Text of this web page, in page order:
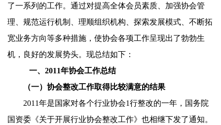
了一系列的工作。通过对提高全体会员素质、加强协会管
理、规范运行机制、理顺组织机构、探索发展模式、不断拓
宽业务方向等多种措施，使协会各项工作呈现出了勃勃生
机，良好的发展势头。现总结如下：
一、2011年协会工作总结
（一）协会整改工作取得比较满意的结果
2011年是国家对各个行业协会1行整改的一年，国务院
国资委《关于开展行业协会整改工作》也相继下发了通知。